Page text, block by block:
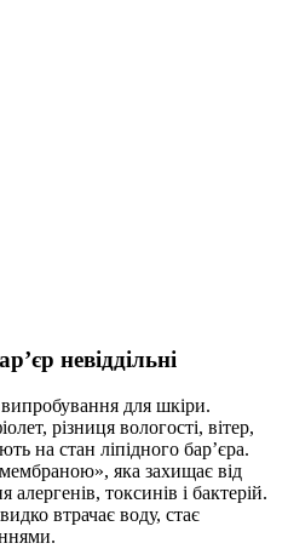
невіддільні
для шкіри.
різниця вологості, вітер,
на стан ліпідного бар’єра.
яка захищає від
токсинів і бактерій.
втрачає воду, стає